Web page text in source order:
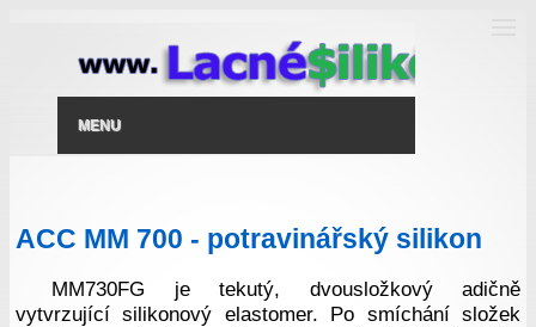
MENU
ACC MM 700 - potravinářský silikon
MM730FG je tekutý, dvousložkový adičně
vytvrzující silikonový elastomer. Po smíchání složek